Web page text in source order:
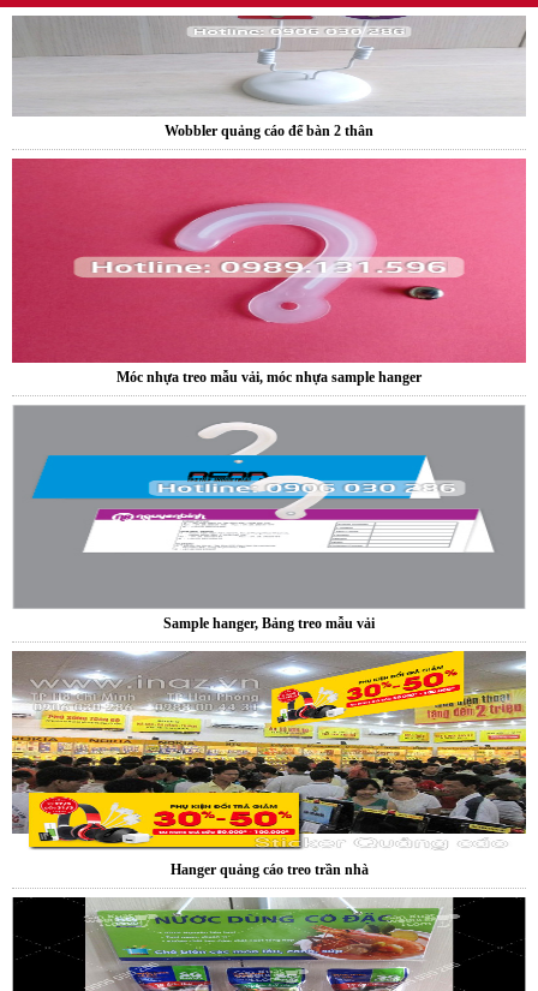
Móc nhựa treo mẫu vải, móc nhựa sample hanger
Sample hanger, Bảng treo mẫu vải
Hanger quảng cáo treo trần nhà
Xưởng sản xuất hanger túi nhựa pvc quảng cáo sản phẩm